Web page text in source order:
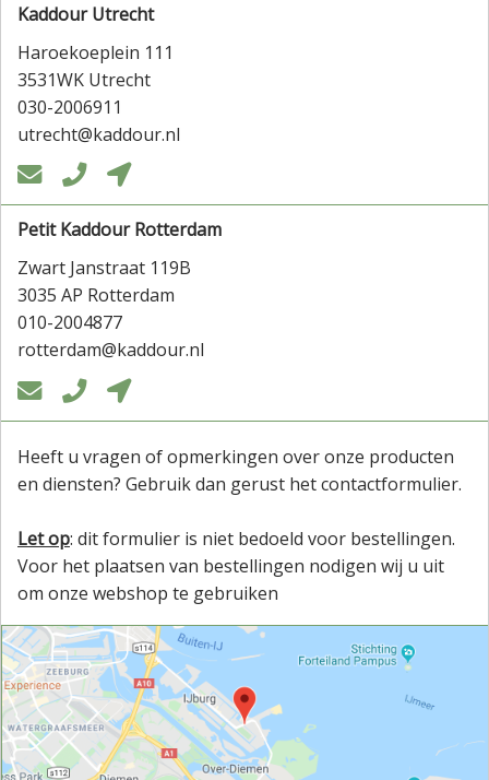
Kaddour Utrecht
Haroekoeplein 111
3531WK Utrecht
030-2006911
utrecht@kaddour.nl
  
Petit Kaddour Rotterdam
Zwart Janstraat 119B
3035 AP Rotterdam
010-2004877
rotterdam@kaddour.nl
  
Heeft u vragen of opmerkingen over onze producten
en diensten? Gebruik dan gerust het contactformulier.
Let op: dit formulier is niet bedoeld voor bestellingen.
Voor het plaatsen van bestellingen nodigen wij u uit
om onze webshop te gebruiken